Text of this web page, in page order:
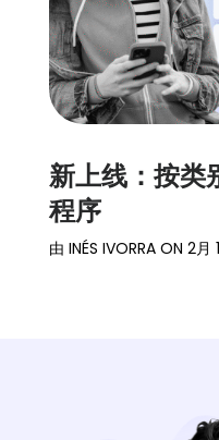
新上线：按类
程序
由 INÉS IVORRAON 2月